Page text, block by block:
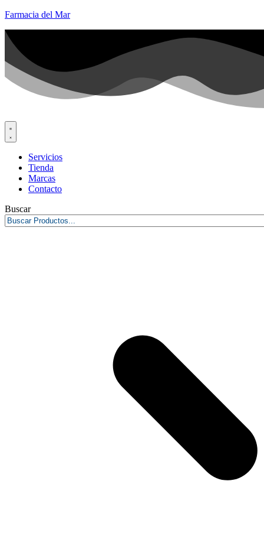
Farmacia del Mar
Servicios
Tienda
Marcas
Contacto
Buscar